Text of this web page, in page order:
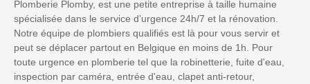
Plomberie Plomby, est une petite entreprise à taille humaine
spécialisée dans le service d’urgence 24h/7 et la rénovation.
Notre équipe de plombiers qualifiés est là pour vous servir et
peut se déplacer partout en Belgique en moins de 1h. Pour
toute urgence en plomberie tel que la robinetterie, fuite d'eau,
inspection par caméra, entrée d'eau, clapet anti-retour,